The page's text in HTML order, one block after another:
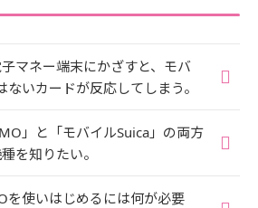
マネー端末にかざすと、モバ
ないカードが反応してしまう。
」と「モバイルSuica」の両方
を知りたい。
を使いはじめるには何が必要